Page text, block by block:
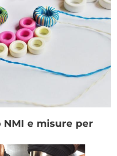
e misure per